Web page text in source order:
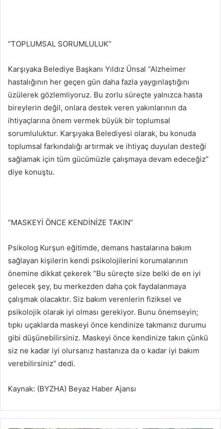
“TOPLUMSAL SORUMLULUK”
Karşıyaka Belediye Başkanı Yıldız Ünsal “Alzheimer
hastalığının her geçen gün daha fazla yaygınlaştığını
üzülerek gözlemliyoruz. Bu zorlu süreçte yalnızca hasta
bireylerin değil, onlara destek veren yakınlarının da
ihtiyaçlarına önem vermek büyük bir toplumsal
sorumluluktur. Karşıyaka Belediyesi olarak, bu konuda
toplumsal farkındalığı artırmak ve ihtiyaç duyulan desteği
sağlamak için tüm gücümüzle çalışmaya devam edeceğiz”
diye konuştu.
“MASKEYİ ÖNCE KENDİNİZE TAKIN”
Psikolog Kurşun eğitimde, demans hastalarına bakım
sağlayan kişilerin kendi psikolojilerini korumalarının
önemine dikkat çekerek “Bu süreçte size belki de en iyi
gelecek şey, bu merkezden daha çok faydalanmaya
çalışmak olacaktır. Siz bakım verenlerin fiziksel ve
psikolojik olarak iyi olması gerekiyor. Bunu önemseyin;
tıpkı uçaklarda maskeyi önce kendinize takmanız durumu
gibi düşünebilirsiniz. Maskeyi önce kendinize takın çünkü
siz ne kadar iyi olursanız hastanıza da o kadar iyi bakım
verebilirsiniz” dedi.
Kaynak: (BYZHA) Beyaz Haber Ajansı